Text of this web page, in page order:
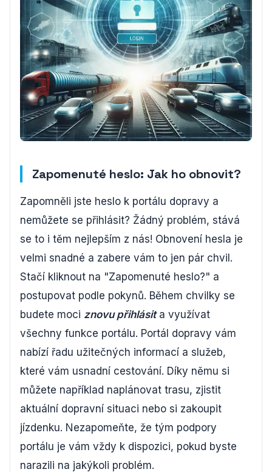
Zapomenuté heslo: Jak ho obnovit?
Zapomněli jste heslo k portálu dopravy a
nemůžete se přihlásit? Žádný problém, stává
se to i těm nejlepším z nás! Obnovení hesla je
velmi snadné a zabere vám to jen pár chvil.
Stačí kliknout na "Zapomenuté heslo?" a
postupovat podle pokynů. Během chvilky se
budete moci znovu přihlásita využívat
všechny funkce portálu. Portál dopravy vám
nabízí řadu užitečných informací a služeb,
které vám usnadní cestování. Díky němu si
můžete například naplánovat trasu, zjistit
aktuální dopravní situaci nebo si zakoupit
jízdenku. Nezapomeňte, že tým podpory
portálu je vám vždy k dispozici, pokud byste
narazili na jakýkoli problém.